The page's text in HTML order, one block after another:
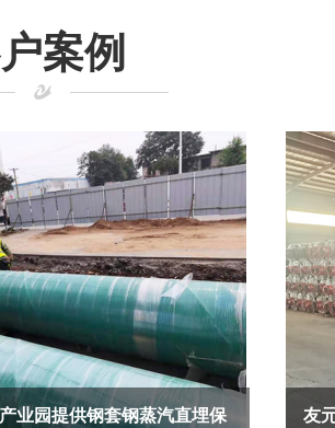
案例
业园提供钢套钢蒸汽直埋保 友